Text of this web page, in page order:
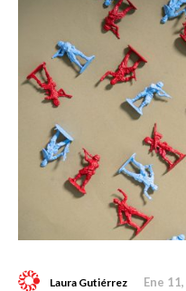
Laura Gutiérrez Ene